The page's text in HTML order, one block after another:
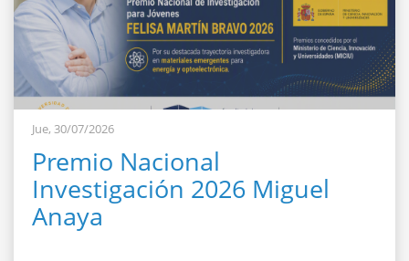
Jue, 30/07/2026
Premio Nacional
Investigación 2026 Miguel
Anaya